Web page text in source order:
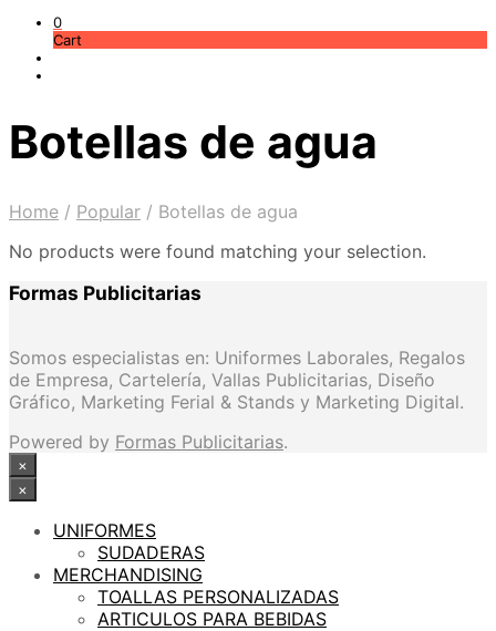
0
Cart
Botellas de agua
Home / Popular / Botellas de agua
No products were found matching your selection.
Formas Publicitarias
Somos especialistas en: Uniformes Laborales, Regalos
de Empresa, Cartelería, Vallas Publicitarias, Diseño
Gráfico, Marketing Ferial & Stands y Marketing Digital.
Powered by Formas Publicitarias.
×
×
UNIFORMES
SUDADERAS
MERCHANDISING
TOALLAS PERSONALIZADAS
ARTICULOS PARA BEBIDAS